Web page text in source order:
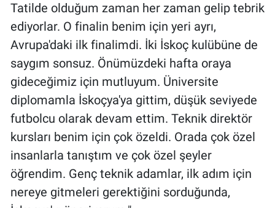
Tatilde olduğum zaman her zaman gelip tebrik
ediyorlar. O finalin benim için yeri ayrı,
Avrupa'daki ilk finalimdi. İki İskoç kulübüne de
saygım sonsuz. Önümüzdeki hafta oraya
gideceğimiz için mutluyum. Üniversite
diplomamla İskoçya'ya gittim, düşük seviyede
futbolcu olarak devam ettim. Teknik direktör
kursları benim için çok özeldi. Orada çok özel
insanlarla tanıştım ve çok özel şeyler
öğrendim. Genç teknik adamlar, ilk adım için
nereye gitmeleri gerektiğini sorduğunda,